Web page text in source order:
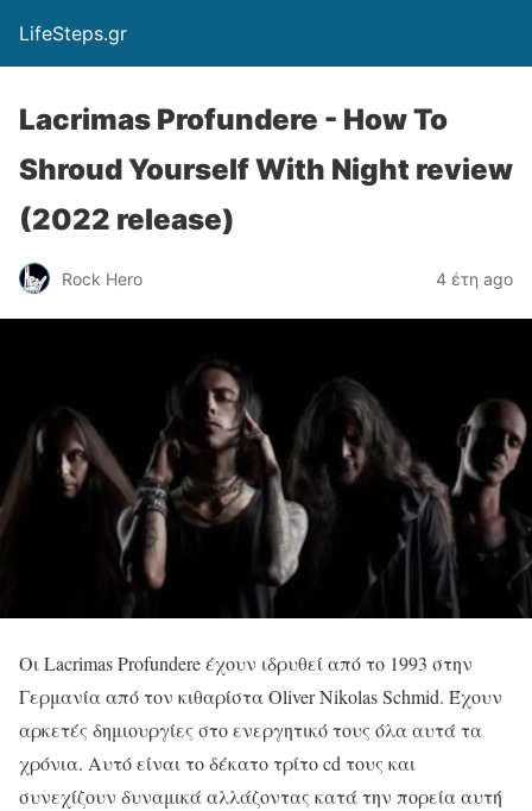
LifeSteps.gr
Lacrimas Profundere - How To
Shroud Yourself With Night review
(2022 release)
Rock Hero 4 έτη ago
Οι Lacrimas Profundere έχουν ιδρυθεί από το 1993 στην
Γερμανία από τον κιθαρίστα Oliver Nikolas Schmid. Έχουν
αρκετές δημιουργίες στο ενεργητικό τους όλα αυτά τα
χρόνια. Αυτό είναι το δέκατο τρίτο cd τους και
συνεχίζουν δυναμικά αλλάζοντας κατά την πορεία αυτή